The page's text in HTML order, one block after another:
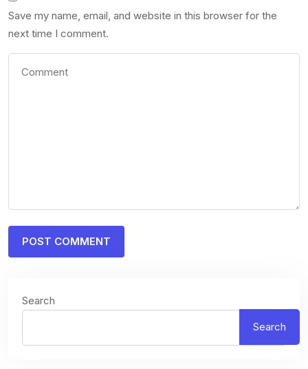
Save my name, email, and website in this browser for the
next time I comment.
Search
Search